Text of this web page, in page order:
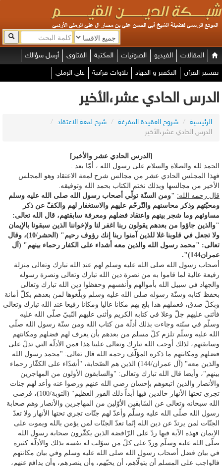
المقالات الفيديو الصوتيات المكتبة الفتاوى أرسل سؤالك
تفسير القرآن التكفير و الجهاد تلاوات قرآنية علي الرملي
الدرس الحادي عشر،الأخير
الرئيسية / شروح العقيدة المفرغة / شرح لمعة الاعتقاد /
الدرس الحادي عشر،الأخير
[الدرس الحادي عشر والأخير]
الحمد لله والصلاة والسلام على رسول الله ، أمّا بعد :
فهذا المجلس الحادي عشر من مجالس شرح لمعة الاعتقاد وهو المجلس
الأخير من مجالسها وبذلك نختم الكتاب بحمد الله وتوفيقه.
قال رحمه الله: "ومن السنّة تولّي أصحاب رسول الله صلى الله عليه وسلم
ومحبّتهم وذكر محاسنهم والتّرحّم عليهم والاستغفار لهم والكفّ عن ذكر
مساوئهم وما شجر بينهم واعتقاد فضلهم ومعرفة سابقتهم، قال الله تعالى:
"والذين جاؤوا من بعدهم يقولون ربنا اغفر لنا ولإخواننا الذين سبقونا بالإيمان
ولا تجعل في قلوبنا غلا للذين آمنوا ربنا إنك رؤوف رحيم" (الحشر/10)، وقال
تعالى: "محمد رسول الله والذين معه أشداء على الكفار رحماء بينهم" (آل
عمران144)".
أصحاب رسول الله صلى الله عليه وسلم لهم عند الله تبارك وتعالى منزلة
رفيعة عالية لما قاموا به من نصرة دين الله تبارك وتعالى ونصرة رسوله
والجهاد في سبيل الله بأموالهم وأنفسهم وحفظوا دين الله تبارك وتعالى
بحفظ كتابه وسنّة رسوله صلى الله عليه وسلم وبلّغوها لمن بعدهم بكلّ أمانة
وبكلّ صدق، فعملهم هذا بلغ بهم مكانا عاليا ومكانا رفيعا عند الله تبارك وتعالى
فأثنى عليهم جلّ وعلا في كتابه الكريم وأثنى عليهم النّبيّ صلّى الله عليه
وسلّم في سنّته وجاءت بذلك أدلّة من كتاب الله ومن سنّة رسول الله صلّى
الله عليه وسلّم تلزم كلّ مسلم من بعدهم بأن يعرف لهم فضلهم ومكانتهم
وسابقتهم، لذلك أوجب الله تبارك وتعالى علينا هذا فمن الأدلّة التي تدلّ على
فضلهم ومكانتهم ما ذكره المؤلّف رحمه الله قال تعالى: "محمد رسول الله
والذين معه" (آل عمران/144) الذين هم الصّحابة، "أشدّاء على الكفّار رحماء
بينهم"، وأيضا قال الله تبارك وتعالى: "والسابقون الأولون من المهاجرين
والأنصار والذين اتبعوهم بإحسان رضي الله عنهم ورضوا عنه وأعد لهم جنات
تجري تحتها الأنهار خالدين فيها أبداً ذلك الفوز العظيم" (التوبة/100)، فرضي
الله سبحانه وتعالى عن السّابقين الأوّلين من المهاجرين والأنصار وهم صحابة
رسول الله صلّى الله عليه وسلّم وأعدّ لهم جنّات تجري تحتها الأنهار ولا تعدّ
الجنّات لمن يرتدّ عن دين الله إنّما تعدّ الجنّات لمن يؤمن بالله ويموت على
الإيمان فهذه الآية فيها ردّ على الرّافضة الذين يكفّرون صحابة رسول الله
صلّى الله عليه وسلّم وردّ على كلّ من سوّلت له نفسه بذلك والأدلّة كثيرة
في بيان فضل أصحاب رسول الله صلى الله عليه وسلم وفي بيان مكانتهم
فالواجب على المسلم أن يتولّاهم، أن يحبّهم، وأن ينصرهم، وأن يدافع عنهم،